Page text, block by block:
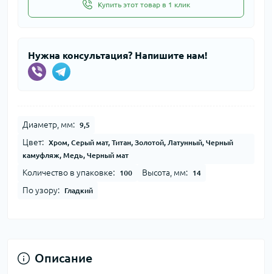
Купить этот товар в 1 клик
Нужна консультация? Напишите нам!
Диаметр, мм: 9,5
Цвет:
Хром, Серый мат, Титан, Золотой, Латунный, Черный
камуфляж, Медь, Черный мат
Количество в упаковке: 100 Высота, мм: 14
По узору: Гладкий
Описание